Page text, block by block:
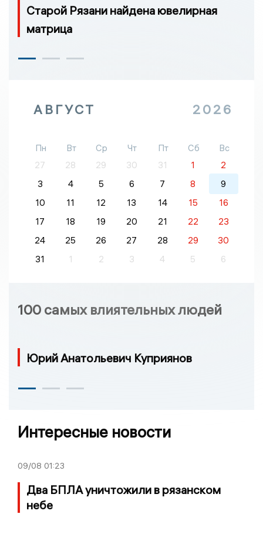
Старой Рязани найдена ювелирная
матрица
АВГУСТ 2026
Пн Вт Ср Чт Пт Сб
Вс
27
28 29 30 31 1
2
3
4 5 6 7 8
9
10
11 12 13 14 15
16
17
18 19 20 21 22
23
24
25 26 27 28 29
30
31
1 2 3 4 5 6
100 самых влиятельных людей
Юрий Анатольевич Куприянов
Интересные новости
09/08 01:23
Два БПЛА уничтожили в рязанском
небе